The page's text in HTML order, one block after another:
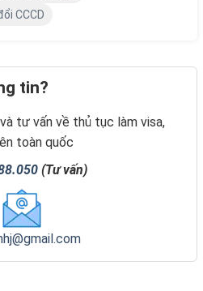
CCCD
tin?
tư vấn về thủ tục làm visa,
toàn quốc
(Tư vấn)